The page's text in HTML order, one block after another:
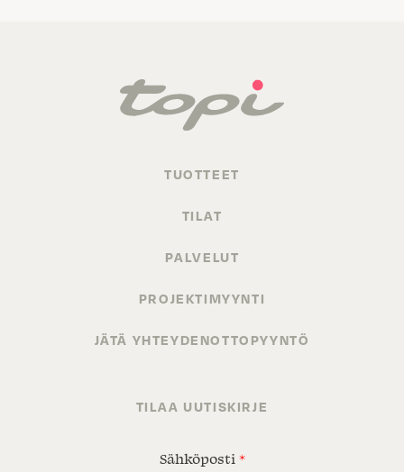
TUOTTEET
TILAT
PALVELUT
PROJEKTIMYYNTI
JÄTÄ YHTEYDENOTTOPYYNTÖ
TILAA UUTISKIRJE
Sähköposti *